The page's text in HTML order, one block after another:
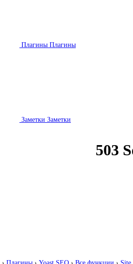
Плагины Плагины
Заметки Заметки